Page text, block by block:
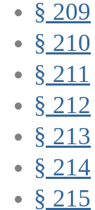
§ 209
§ 210
§ 211
§ 212
§ 213
§ 214
§ 215